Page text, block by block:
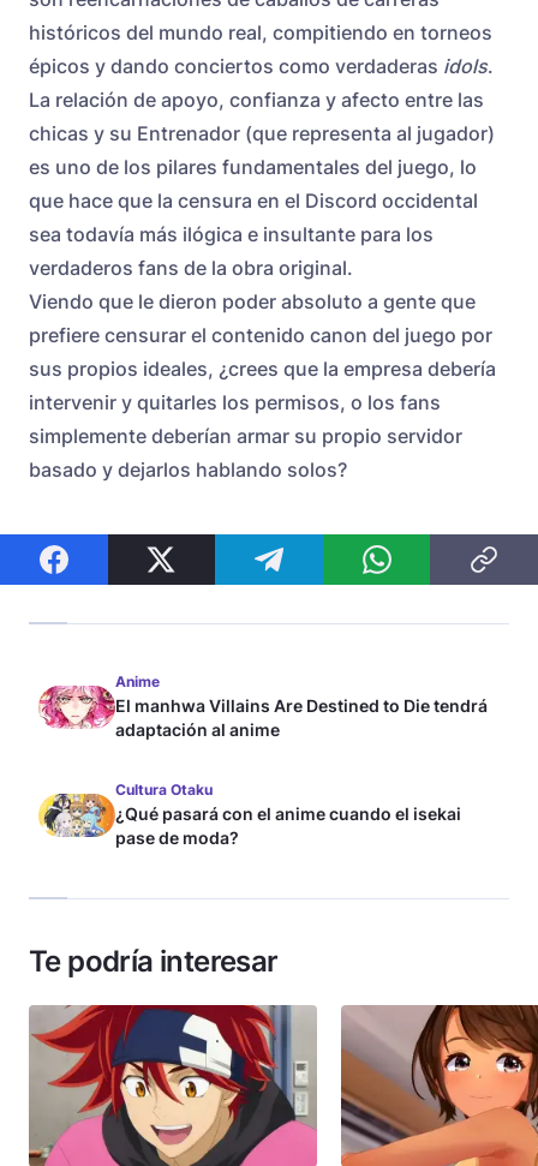
históricos del mundo real, compitiendo en torneos
épicos y dando conciertos como verdaderas idols.
La relación de apoyo, confianza y afecto entre las
chicas y su Entrenador (que representa al jugador)
es uno de los pilares fundamentales del juego, lo
que hace que la censura en el Discord occidental
sea todavía más ilógica e insultante para los
verdaderos fans de la obra original.
Viendo que le dieron poder absoluto a gente que
prefiere censurar el contenido canon del juego por
sus propios ideales, ¿crees que la empresa debería
intervenir y quitarles los permisos, o los fans
simplemente deberían armar su propio servidor
basado y dejarlos hablando solos?
Anime
El manhwa Villains Are Destined to Die tendrá
adaptación al anime
Cultura Otaku
¿Qué pasará con el anime cuando el isekai
pase de moda?
Te podría interesar